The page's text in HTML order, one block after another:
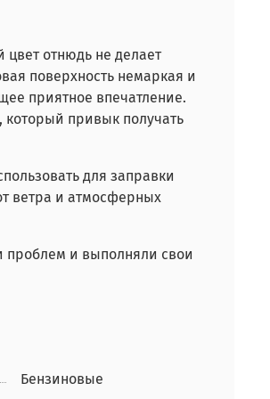
отнюдь не делает
поверхность немаркая и
приятное впечатление.
который привык получать
для заправки
ветра и атмосферных
проблем и выполняли свои
Бензиновые